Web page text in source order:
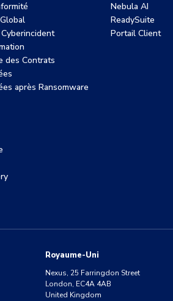
des Contrats
après Ransomware
Nebula AI
ReadySuite
Portail Client
Royaume-Uni
Nexus, 25 Farringdon Street
London, EC4A 4AB
United Kingdom